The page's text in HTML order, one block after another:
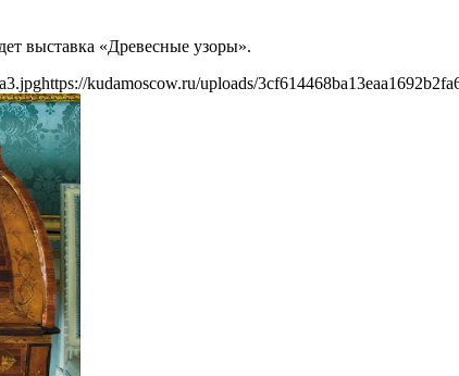
выставка «Древесные узоры».
https://kudamoscow.ru/uploads/